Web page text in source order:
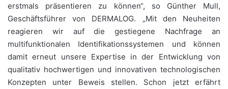
erstmals präsentieren zu können“, so Günther Mull,
Geschäftsführer von DERMALOG. „Mit den Neuheiten
reagieren wir auf die gestiegene Nachfrage an
multifunktionalen Identifikationssystemen und können
damit erneut unsere Expertise in der Entwicklung von
qualitativ hochwertigen und innovativen technologischen
Konzepten unter Beweis stellen. Schon jetzt erfährt